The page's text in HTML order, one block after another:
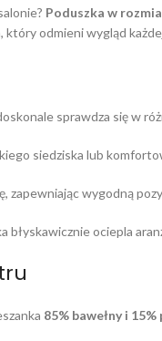
Poduszka w
odmieni wygląd
sprawdza się w
siedziska lub
zapewniając wygodną
błyskawicznie ociepla
85% bawełny i